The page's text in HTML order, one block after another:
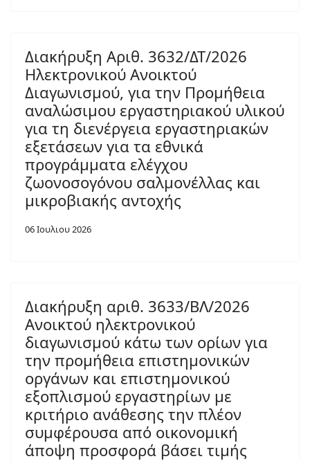
Διακήρυξη Αριθ. 3632/ΔΤ/2026
Ηλεκτρονικού Ανοικτού
Διαγωνισμού, για την Προμήθεια
αναλώσιμου εργαστηριακού υλικού
για τη διενέργεια εργαστηριακών
εξετάσεων για τα εθνικά
προγράμματα ελέγχου
ζωονοσογόνου σαλμονέλλας και
μικροβιακής αντοχής
06 Ιουλιου 2026
Διακήρυξη αριθ. 3633/ΒΛ/2026
Ανοικτού ηλεκτρονικού
διαγωνισμού κάτω των ορίων για
την προμήθεια επιστημονικών
οργάνων και επιστημονικού
εξοπλισμού εργαστηρίων με
κριτήριο ανάθεσης την πλέον
συμφέρουσα από οικονομική
άποψη προσφορά βάσει τιμής